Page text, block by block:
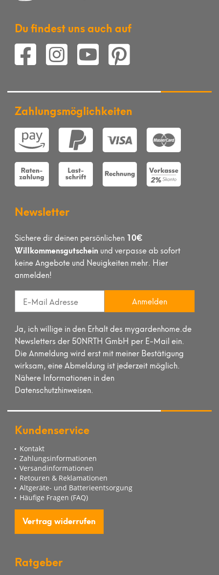
Du findest uns auch auf
Zahlungsmöglichkeiten
Newsletter
Sichere dir deinen persönlichen 10€
Willkommensgutschein und verpasse ab sofort
keine Angebote und Neuigkeiten mehr. Hier
anmelden!
Anmelden
Ja, ich willige in den Erhalt des mygardenhome.de
Newsletters der 50NRTH GmbH per E-Mail ein.
Die Anmeldung wird erst mit meiner Bestätigung
wirksam, eine Abmeldung ist jederzeit möglich.
Nähere Informationen in den
Datenschutzhinweisen.
Kundenservice
Kontakt
Zahlungsinformationen
Versandinformationen
Retouren & Reklamationen
Altgeräte- und Batterieentsorgung
Häufige Fragen (FAQ)
Vertrag widerrufen
Ratgeber